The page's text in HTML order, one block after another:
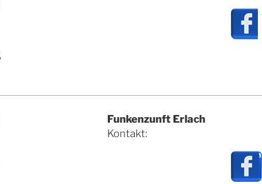
Funkenzunft Erlach
Kontakt: